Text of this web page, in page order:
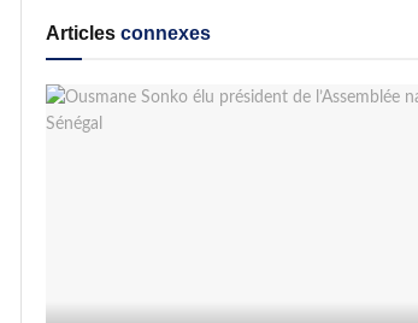
Articles connexes